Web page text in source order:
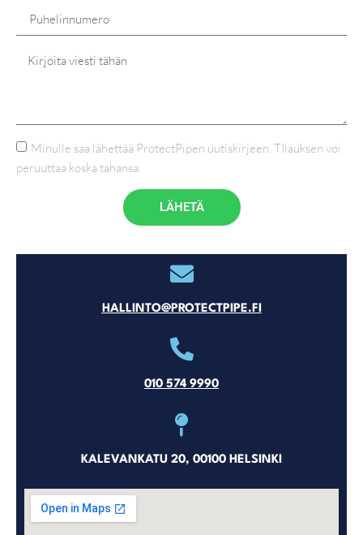
Minulle saa lähettää ProtectPipen uutiskirjeen. TIlauksen voi
peruuttaa koska tahansa.
LÄHETÄ
HALLINTO@PROTECTPIPE.FI
010 574 9990
KALEVANKATU 20, 00100 HELSINKI